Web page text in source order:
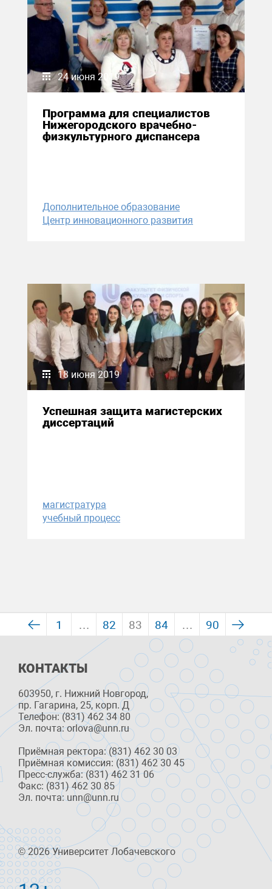
24 июня 2019
Программа для специалистов
Нижегородского врачебно-
физкультурного диспансера
Дополнительное образование
Центр инновационного развития
18 июня 2019
Успешная защита магистерских
диссертаций
магистратура
учебный процесс
1 … 82 83 84 … 90
КОНТАКТЫ
603950, г. Нижний Новгород,
пр. Гагарина, 25, корп. Д
Телефон: (831) 462 34 80
Эл. почта: orlova@unn.ru
Приёмная ректора: (831) 462 30 03
Приёмная комиссия: (831) 462 30 45
Пресс-служба: (831) 462 31 06
Факс: (831) 462 30 85
Эл. почта: unn@unn.ru
© 2026 Университет Лобачевского